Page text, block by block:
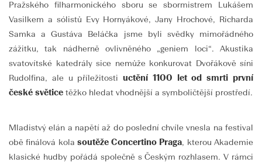
Pražského filharmonického sboru se sbormistrem Lukášem
Vasilkem a sólistů Evy Hornyákové, Jany Hrochové, Richarda
Samka a Gustáva Beláčka jsme byli svědky mimořádného
zážitku, tak nádherně ovlivněného „geniem loci“. Akustika
svatovítské katedrály sice nemůže konkurovat Dvořákově síni
Rudolfina, ale u příležitostiuctění 1100 let od smrti první
české světice těžko hledat vhodnější a symboličtější prostředí.
Mladistvý elán a napětí až do poslední chvíle vnesla na festival
obě finálová kola soutěže Concertino Praga, kterou Akademie
klasické hudby pořádá společně s Českým rozhlasem. V rámci